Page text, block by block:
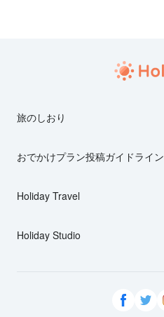
旅のしおり
おでかけプラン投稿ガイドライン
Holiday Travel
Holiday Studio